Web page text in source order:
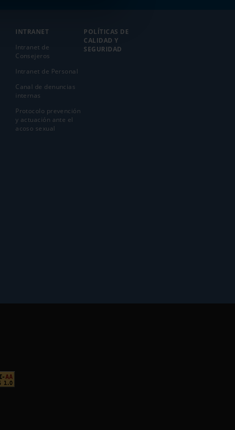
INTRANET
Intranet de
Consejeros
Intranet de Personal
Canal de denuncias
internas
Protocolo prevención
y actuación ante el
acoso sexual
POLÍTICAS DE
CALIDAD Y
SEGURIDAD